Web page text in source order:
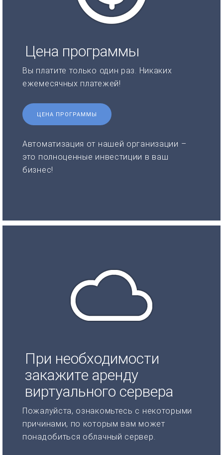
Цена программы
Вы платите только один раз. Никаких
ежемесячных платежей!
ЦЕНА ПРОГРАММЫ
Автоматизация от нашей организации –
это полноценные инвестиции в ваш
бизнес!
При необходимости
закажите аренду
виртуального сервера
Пожалуйста, ознакомьтесь с некоторыми
причинами, по которым вам может
понадобиться облачный сервер.